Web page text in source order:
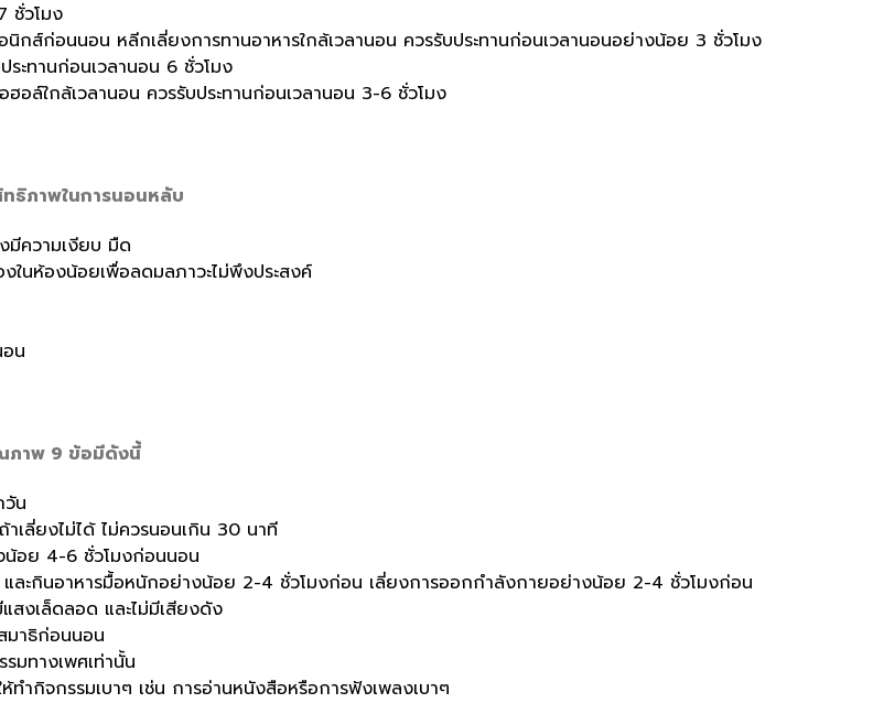
ชั่วโมง
กส์ก่อนนอน หลีกเลี่ยงการทานอาหารใกล้เวลานอน ควรรับประทานก่อนเวลานอนอย่างน้อย 3 ชั่วโมง
ะทานก่อนเวลานอน 6 ชั่วโมง
อล์ใกล้เวลานอน ควรรับประทานก่อนเวลานอน 3-6 ชั่วโมง
ธิภาพในการนอนหลับ
มีความเงียบ มืด
ในห้องน้อยเพื่อลดมลภาวะไม่พึงประสงค์
น
ภาพ 9 ข้อมีดังนี้
วัน
เลี่ยงไม่ได้ ไม่ควรนอนเกิน 30 นาที
น้อย 4-6 ชั่วโมงก่อนนอน
ละกินอาหารมื้อหนักอย่างน้อย 2-4 ชั่วโมงก่อน เลี่ยงการออกกำลังกายอย่างน้อย 2-4 ชั่วโมงก่อน
สงเล็ดลอด และไม่มีเสียงดัง
มาธิก่อนนอน
มทางเพศเท่านั้น
ำกิจกรรมเบาๆ เช่น การอ่านหนังสือหรือการฟังเพลงเบาๆ